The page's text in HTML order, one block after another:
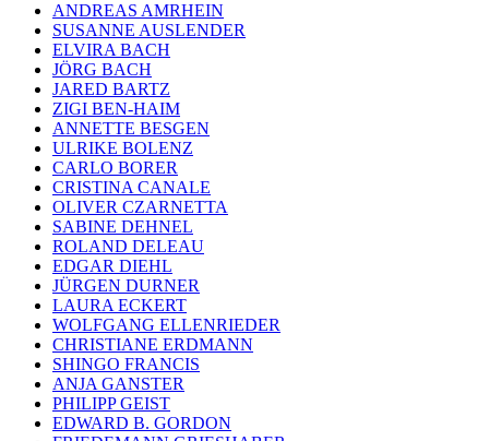
ANDREAS AMRHEIN
SUSANNE AUSLENDER
ELVIRA BACH
JÖRG BACH
JARED BARTZ
ZIGI BEN-HAIM
ANNETTE BESGEN
ULRIKE BOLENZ
CARLO BORER
CRISTINA CANALE
OLIVER CZARNETTA
SABINE DEHNEL
ROLAND DELEAU
EDGAR DIEHL
JÜRGEN DURNER
LAURA ECKERT
WOLFGANG ELLENRIEDER
CHRISTIANE ERDMANN
SHINGO FRANCIS
ANJA GANSTER
PHILIPP GEIST
EDWARD B. GORDON